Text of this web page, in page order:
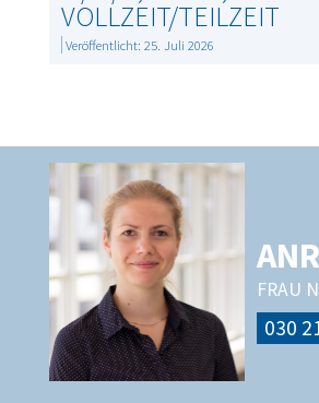
VOLLZEIT/TEILZEIT
Veröffentlicht: 25. Juli 2026
FRAU
030